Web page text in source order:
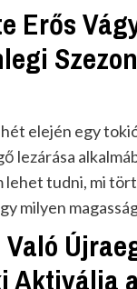
Erős
elején egy
lezárása
lehet tudni, mi
milyen
Aktiválja